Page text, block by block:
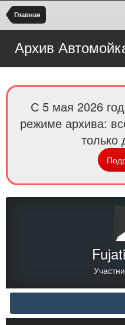
Главная
Архив
С 5 мая 2026
режиме архива:
только